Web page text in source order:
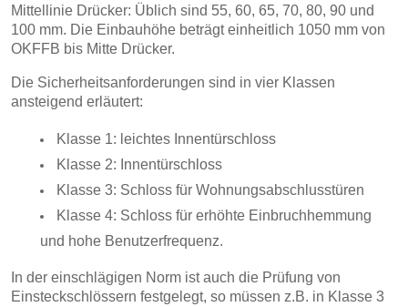
Mittellinie Drücker: Üblich sind 55, 60, 65, 70, 80, 90 und
100 mm. Die Einbauhöhe beträgt einheitlich 1050 mm von
OKFFB bis Mitte Drücker.
Die Sicherheitsanforderungen sind in vier Klassen
ansteigend erläutert:
Klasse 1: leichtes Innentürschloss
Klasse 2: Innentürschloss
Klasse 3: Schloss für Wohnungsabschlusstüren
Klasse 4: Schloss für erhöhte Einbruchhemmung
und hohe Benutzerfrequenz.
In der einschlägigen Norm ist auch die Prüfung von
Einsteckschlössern festgelegt, so müssen z.B. in Klasse 3